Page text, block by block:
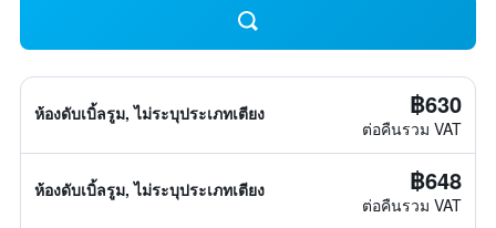
ห้องดับเบิ้ลรูม, ไม่ระบุประเภทเตียง ฿630
ต่อคืนรวม VAT
ห้องดับเบิ้ลรูม, ไม่ระบุประเภทเตียง ฿648
ต่อคืนรวม VAT